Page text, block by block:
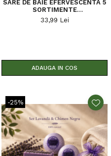
SARE DE BAIE EFERVESCENTA 5
SORTIMENTE
LAVANDA,CATINA,ALGE,ARGILA
33,99 Lei
ADAUGA IN COS
-25%